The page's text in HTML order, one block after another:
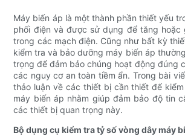
Máy biến áp là một thành phần thiết yếu
phối điện và được sử dụng để tăng hoặc
trong các mạch điện. Cũng như bất kỳ
kiểm tra và bảo dưỡng máy biến áp
trọng để đảm bảo chúng hoạt động đúng
các nguy cơ an toàn tiềm ẩn. Trong bài
thảo luận về các thiết bị cần thiết để
máy biến áp nhằm giúp đảm bảo độ tin
các thiết bị quan trọng này.
Bộ dụng cụ kiểm tra tỷ số vòng dây máy